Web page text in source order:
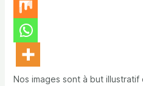
Nos images sont à but